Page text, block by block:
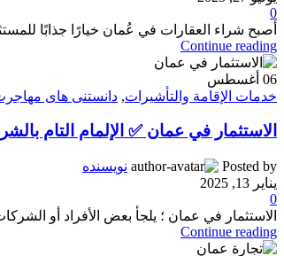
0
أصبح شراء العقارات في عُمان خيارًا جذابًا
Continue reading
06 أغسطس
خدمات الإقامة والتأشيرات, دانستنی های
الاستثمار في عمان ✅ الإلمام التام
Posted by
نویسنده
يناير 13, 2025
0
الاستثمار في عمان ؛ يلجأ بعض الأفراد أو
Continue reading